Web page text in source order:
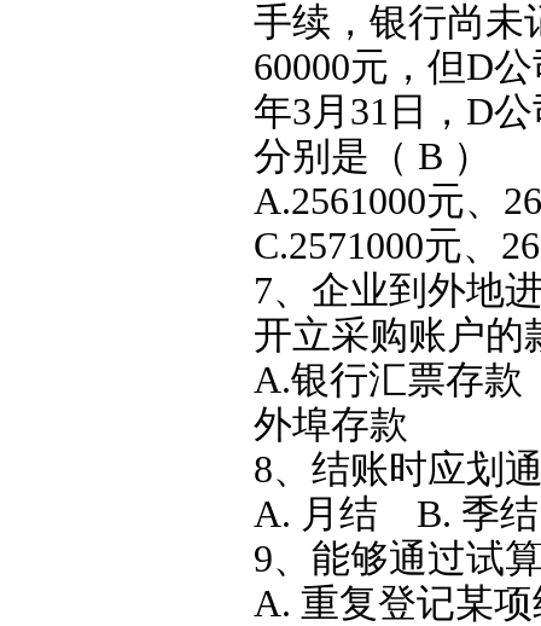
手续，银行尚未
60000元，但D
年3月31日，D
分别是（ B ）
A.2561000元、
C.2571000元、
7、企业到外地
开立采购账户
A.银行汇票存
外埠存款
8、结账时应划
A. 月结 B. 季
9、能够通过试
A. 重复登记某